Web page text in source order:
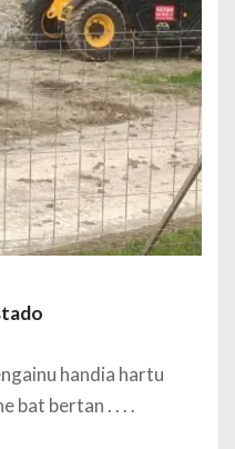
handia hartu
bat bertan